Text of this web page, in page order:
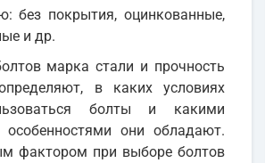
без покрытия, оцинкованные,
и др.
марка стали и прочность
в каких условиях
болты и какими
особенностями они обладают.
фактором при выборе болтов